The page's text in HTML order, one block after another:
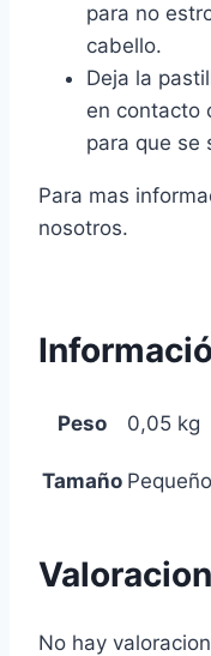
para no
cabello.
Deja la
en contacto
para que se
Para mas
nosotros.
Peso 0,05 kg
Tamaño
No hay